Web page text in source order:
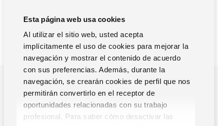
Esta página web usa cookies
Al utilizar el sitio web, usted acepta
implícitamente el uso de cookies para mejorar la
navegación y mostrar el contenido de acuerdo
con sus preferencias. Además, durante la
navegación, se crearán cookies de perfil que nos
permitirán convertirlo en el receptor de
oportunidades relacionadas con su trabajo
profesional. Para saber cómo desactivar las
¿POR QUE NOS TIENES QUE ELEGIR?
Impulsamos la gestión y el
crecimiento de tu empresa